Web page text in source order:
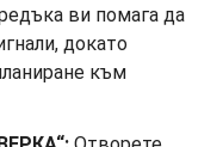
ви помага да
докато
към